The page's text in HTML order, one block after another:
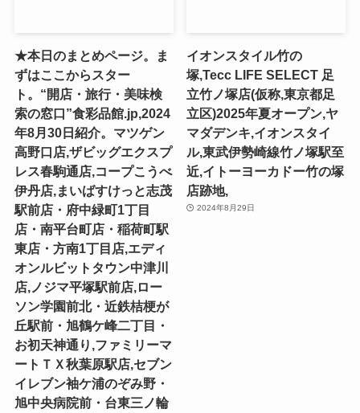
★本日のまとめページ。ま
ずはここからスター
ト。“開店・旅行・美味検
索の窓口”食彩品館.jp,2024
年8月30日紹介。マツゲン
高野口店,ザビッグエクスプ
レス春駒通店,コープこうべ
伊丹店,まいばすけっと志茂
駅前店・府中緑町1丁目
店・南平台町店・稲荷町駅
東店・方南1丁目店,エディ
オンルビットタウン中津川
店,ノジマ平塚駅前店,ロー
ソン学園前北・近鉄桔梗が
丘駅前・旭鶴ケ峰二丁目・
お初天神通り,ファミリーマ
ートＴＸ秋葉原駅店,セブン
イレブン袖ケ浦のぞみ野・
旭中央病院前・台東三ノ輪
イオンスタイル竹の
塚,Tecc LIFE SELECT ⾜
⽴⽵ノ塚店(仮称,東京都足
立区)2025年夏オープン,ヤ
マダデンキ,イオンスタイ
ル,東武伊勢崎線竹ノ塚駅至
近,イトーヨーカドー竹の塚
店跡地,
2024年8月29日